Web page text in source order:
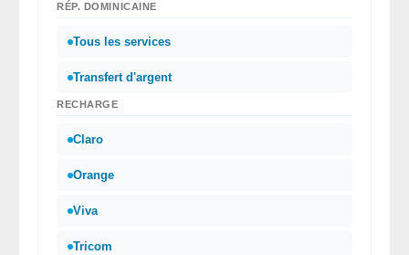
RÉP. DOMINICAINE
Tous les services
Transfert d'argent
RECHARGE
Claro
Orange
Viva
Tricom